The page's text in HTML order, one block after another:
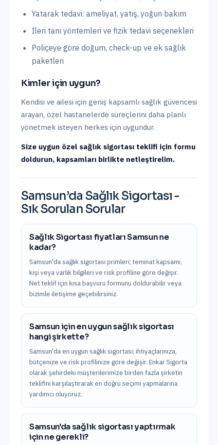
Yatarak tedavi: ameliyat, yatış, yoğun bakım
İleri tanı yöntemleri ve fizik tedavi seçenekleri
Poliçeye göre doğum, check-up ve ek sağlık
paketleri
Kimler için uygun?
Kendisi ve ailesi için geniş kapsamlı sağlık güvencesi
arayan, özel hastanelerde süreçlerini daha planlı
yönetmek isteyen herkes için uygundur.
Size uygun özel sağlık sigortası teklifi için formu
doldurun, kapsamları birlikte netleştirelim.
Samsun’da Sağlık Sigortası -
Sık Sorulan Sorular
Sağlık Sigortası fiyatları Samsun ne
kadar?
Samsun'da sağlık sigortası primleri; teminat kapsamı,
kişi veya varlık bilgileri ve risk profiline göre değişir.
Net teklif için kısa başvuru formunu doldurabilir veya
bizimle iletişime geçebilirsiniz.
Samsun için en uygun sağlık sigortası
hangi şirkette?
Samsun'da en uygun sağlık sigortası; ihtiyaçlarınıza,
bütçenize ve risk profilinize göre değişir. Enkar Sigorta
olarak şehirdeki müşterilerimize birden fazla şirketin
teklifini karşılaştırarak en doğru seçimi yapmalarına
yardımcı oluyoruz.
Samsun'da sağlık sigortası yaptırmak
için ne gerekli?